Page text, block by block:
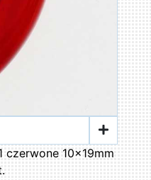
czerwone 10x19mm